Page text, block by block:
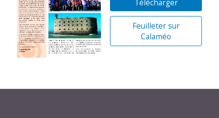
Télécharger
Feuilleter sur
Calaméo